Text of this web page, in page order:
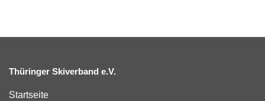
Thüringer Skiverband e.V.
Startseite